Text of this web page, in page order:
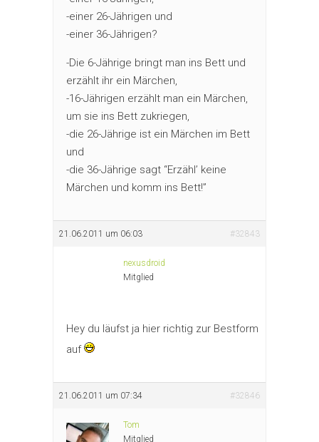
-einer 26-Jährigen und
-einer 36-Jährigen?
-Die 6-Jährige bringt man ins Bett und
erzählt ihr ein Märchen,
-16-Jährigen erzählt man ein Märchen,
um sie ins Bett zukriegen,
-die 26-Jährige ist ein Märchen im Bett
und
-die 36-Jährige sagt “Erzähl’ keine
Märchen und komm ins Bett!”
21.06.2011 um 06:03 #32843
nexusdroid
Mitglied
Hey du läufst ja hier richtig zur Bestform
auf
21.06.2011 um 07:34 #32846
Tom
Mitglied